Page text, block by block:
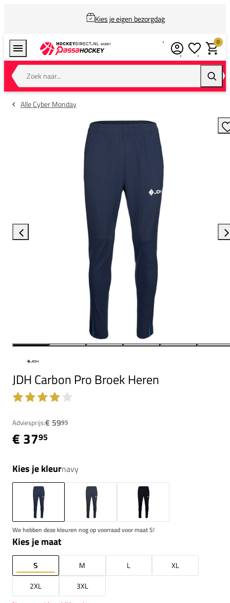
Kies je eigen bezorgdag
Zoek naar...
0
Alle Cyber Monday
JDH Carbon Pro Broek Heren
Adviesprijs:€ 5995
€ 3795
Kies je kleurnavy
We hebben deze kleuren nog op voorraad voor maat S!
Kies je maat
S M L
XL
2XL
3XL